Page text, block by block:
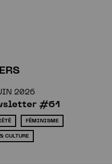
2026
#61
FÉMINISME
CULTURE